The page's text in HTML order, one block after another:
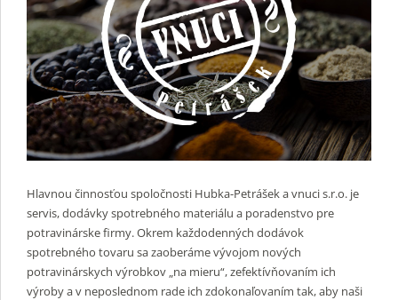
Hlavnou činnosťou spoločnosti Hubka-Petrášek a vnuci s.r.o. je
servis, dodávky spotrebného materiálu a poradenstvo pre
potravinárske firmy. Okrem každodenných dodávok
spotrebného tovaru sa zaoberáme vývojom nových
potravinárskych výrobkov „na mieru“, zefektívňovaním ich
výroby a v neposlednom rade ich zdokonaľovaním tak, aby naši